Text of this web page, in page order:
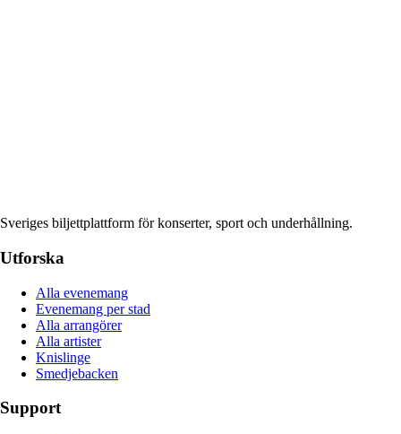
Sveriges biljettplattform för konserter, sport och underhållning.
Utforska
Alla evenemang
Evenemang per stad
Alla arrangörer
Alla artister
Knislinge
Smedjebacken
Support